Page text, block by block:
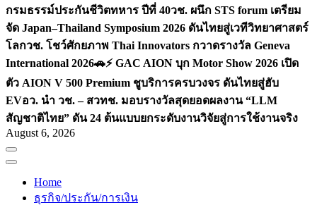
กรมธรรม์ประกันชีวิตทหาร ปีที่ 40วช. ผนึก STS forum เตรียม
จัด Japan–Thailand Symposium 2026 ดันไทยสู่เวทีวิทยาศาสตร์
โลกวช. โชว์ศักยภาพ Thai Innovators กวาดรางวัล Geneva
International 2026🚗⚡️ GAC AION บุก Motor Show 2026 เปิด
ตัว AION V 500 Premium ชูบริการครบวงจร ดันไทยสู่ฮับ
EVอว. นำ วช. – สวทช. มอบรางวัลสุดยอดผลงาน “LLM
สัญชาติไทย” ดัน 24 ต้นแบบยกระดับงานวิจัยสู่การใช้งานจริง
August 6, 2026
Home
ธุรกิจ/ประกัน/การเงิน